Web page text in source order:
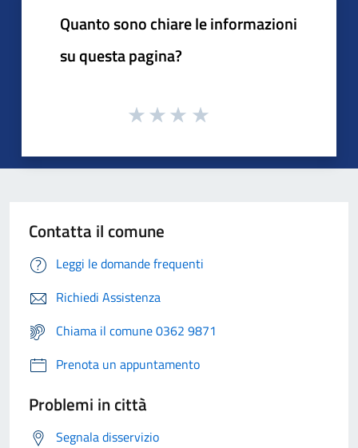
Quanto sono chiare le informazioni
su questa pagina?
Contatta il comune
Leggi le domande frequenti
Richiedi Assistenza
Chiama il comune 0362 9871
Prenota un appuntamento
Problemi in città
Segnala disservizio